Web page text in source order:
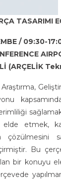
TASARIMI
/ 09:30-
(ARÇELİK
etmek,
Bu
bir konuyu